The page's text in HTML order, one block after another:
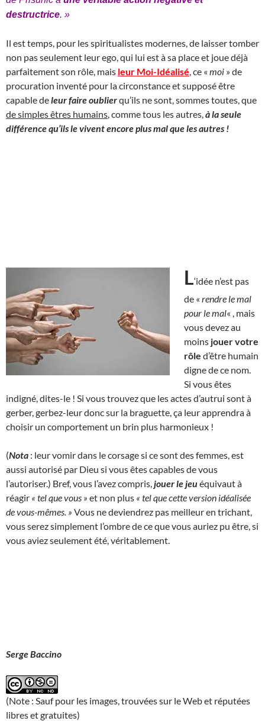
destructrice. »
Il est temps, pour les spiritualistes modernes, de laisser tomber
non pas seulement leur ego, qui lui est à sa place et joue déjà
parfaitement son rôle, mais leur Moi-Idéalisé , ce « moi » de
procuration inventé pour la circonstance et supposé être
capable deleur faire oublierqu’ils ne sont, sommes toutes, que
de simples êtres humains , comme tous les autres, à la seule
différence qu’ils le vivent encore plus mal que les autres !
L‘idée n’est pas
de « rendre le mal
pour le mal« , mais
vous devez au
moins jouer votre
rôle d’être humain
digne de ce nom.
Si vous êtes
indigné, dites-le ! Si vous trouvez que les actes d’autrui sont à
gerber, gerbez-leur donc sur la braguette, ça leur apprendra à
choisir un comportement un brin plus harmonieux !
(Nota : leur vomir dans le corsage si ce sont des femmes, est
aussi autorisé par Dieu si vous êtes capables de vous
l’autoriser.) Bref, vous l’avez compris, jouer le jeuéquivaut à
réagir « tel que vous » et non plus « tel que cette version idéalisée
de vous-mêmes. » Vous ne deviendrez pas meilleur en trichant,
vous serez simplement l’ombre de ce que vous auriez pu être, si
vous aviez seulement été, véritablement.
Serge Baccino
(Note : Sauf pour les images, trouvées sur le Web et réputées
libres et gratuites)